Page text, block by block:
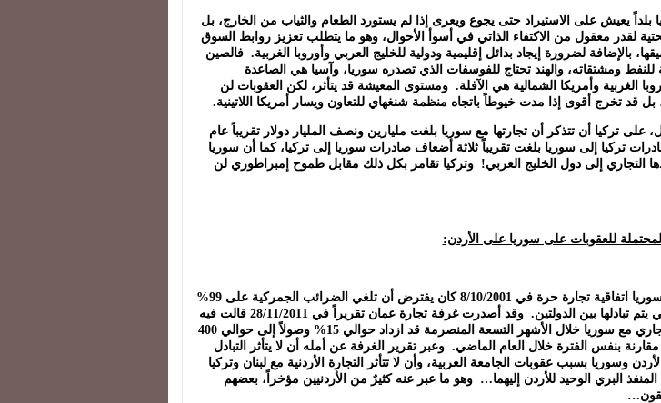
يعيش على الاستيراد حتى يجوع ويعرى إذا لم يستورد الطعام والثياب من الخارج، بل
لقدر معقول من الاكتفاء الذاتي في أسوأ الأحوال، وهو ما يتطلب تعزيز روابط السوق
بالإضافة لضرورة إيجاد بدائل إقليمية ودولية للخليج العربي وأوروبا الغربية. فالصين
ومشتقاته، والهند تحتاج للفوسفات الذي تصدره سوريا، وآسيا هي الصاعدة
الغربية وأمريكا الشمالية هي الآفلة. ومستوى المعيشة قد يتأثر، لكن العقوبات لن
قد تخرج أقوى إذا مدت خيوطاً باتجاه منظمة شنغهاي للتعاون ويسار أمريكا اللاتينية.
تركيا أن تتذكر أن تجارتها مع سوريا بلغت مليارين ونصف المليار دولار تقريباً عام
صادرات تركيا إلى سوريا بلغت تقريباً ثلاثة أضعاف صادرات سوريا إلى تركيا، كما أن سوريا
التجاري إلى دول الخليج العربي! وتركيا تقامر بكل ذلك مقابل طموح إمبراطوري لن
للعقوبات على سوريا على الأردن:
وقع الأردن وسوريا اتفاقية تجارة حرة في 8/10/2001 كان يفترض أن تلغي الضرائب الجمركية على 99%
من السلع التي يتم تبادلها بين الدولتين. وقد أصدرت غرفة تجارة عمان تقريراً في 28/11/2011 قالت فيه
أن التبادل التجاري مع سوريا خلال الأشهر التسعة المنصرمة قد ازداد حوالي 15% وصولاً إلى حوالي 400
مقارنة بنفس الفترة خلال العام الماضي. وعبر تقرير الغرفة عن أمله أن لا يتأثر التبادل
وسوريا بسبب عقوبات الجامعة العربية، وأن لا تتأثر التجارة الأردنية مع لبنان وتركيا
المنفذ البري الوحيد للأردن إليهما… وهو ما عبر عنه كثيرٌ من الأردنيين مؤخراً، بعضهم